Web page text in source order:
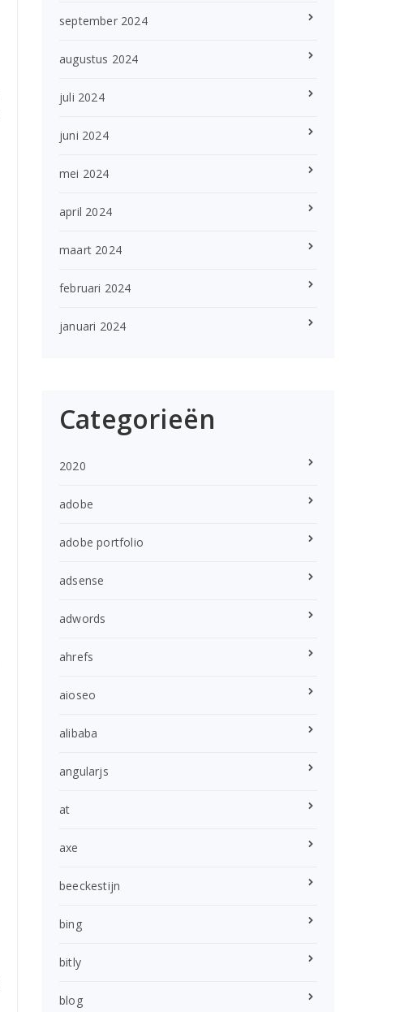
september 2024
augustus 2024
juli 2024
juni 2024
mei 2024
april 2024
maart 2024
februari 2024
januari 2024
Categorieën
2020
adobe
adobe portfolio
adsense
adwords
ahrefs
aioseo
alibaba
angularjs
at
axe
beeckestijn
bing
bitly
blog